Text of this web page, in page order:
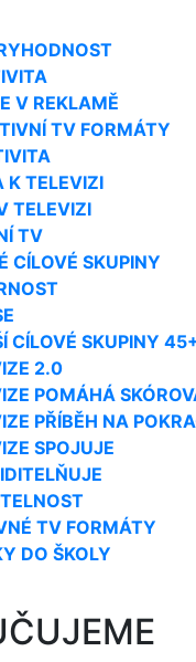
V REKLAMĚ
TV FORMÁTY
K TELEVIZI
TELEVIZI
TV
CÍLOVÉ SKUPINY
CÍLOVÉ SKUPINY
2.0
POMÁHÁ
PŘÍBĚH NA
SPOJUJE
TV FORMÁTY
DO ŠKOLY